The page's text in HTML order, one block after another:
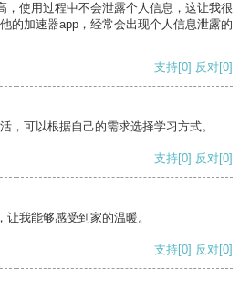
，使用过程中不会泄露个人信息，这让我很
的加速器app，经常会出现个人信息泄露的
支持[0] 反对[0]
，可以根据自己的需求选择学习方式。
支持[0] 反对[0]
我能够感受到家的温暖。
支持[0] 反对[0]